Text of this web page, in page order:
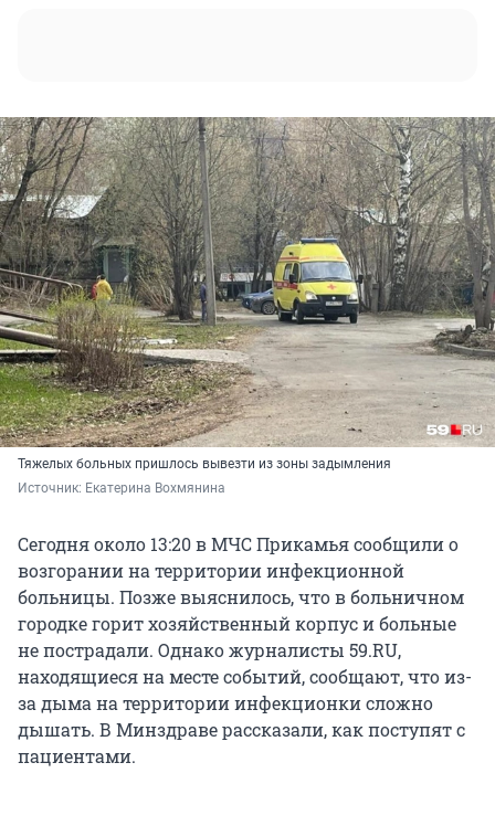
Тяжелых больных пришлось вывезти из зоны задымления
Источник: Екатерина Вохмянина
Сегодня около 13:20 в МЧС Прикамья сообщили о
возгорании на территории инфекционной
больницы. Позже выяснилось, что в больничном
городке горит хозяйственный корпус и больные
не пострадали. Однако журналисты 59.RU,
находящиеся на месте событий, сообщают, что из-
за дыма на территории инфекционки сложно
дышать. В Минздраве рассказали, как поступят с
пациентами.